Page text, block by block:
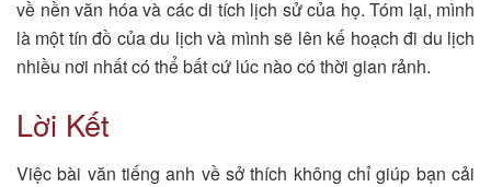
về nền văn hóa và các di tích lịch sử của họ. Tóm lại, mình
là một tín đồ của du lịch và mình sẽ lên kế hoạch đi du lịch
nhiều nơi nhất có thể bất cứ lúc nào có thời gian rảnh.
Lời Kết
Việc bài văn tiếng anh về sở thích không chỉ giúp bạn cải